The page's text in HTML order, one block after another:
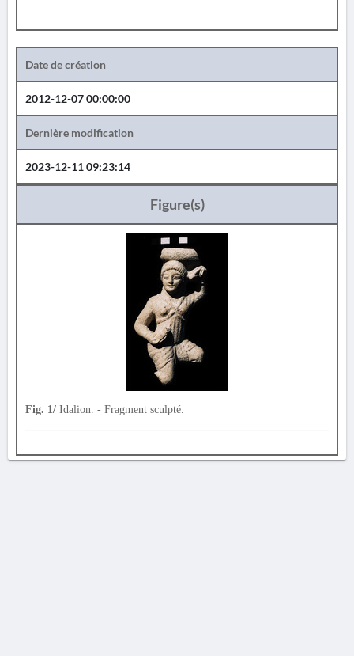
Date de création
2012-12-07 00:00:00
Dernière modification
2023-12-11 09:23:14
Figure(s)
Fig. 1/ Idalion. - Fragment sculpté.